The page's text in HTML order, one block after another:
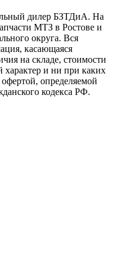
дилер БЗТДиА. На
МТЗ в Ростове и
округа. Вся
касающаяся
на складе, стоимости
и ни при каких
определяемой
кодекса РФ.